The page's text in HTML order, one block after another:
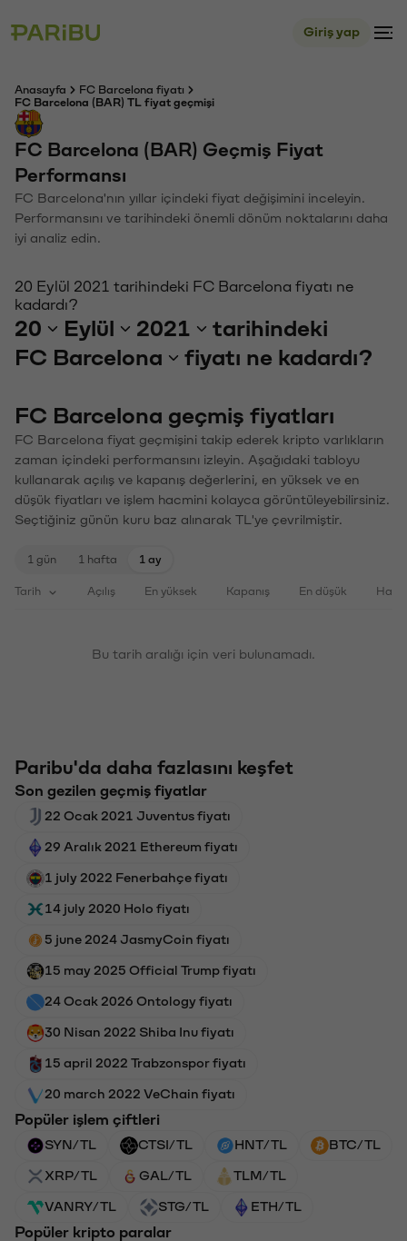
Giriş yap
Anasayfa
FC Barcelona fiyatı
FC Barcelona (BAR) TL fiyat geçmişi
FC Barcelona (BAR) Geçmiş Fiyat
Performansı
FC Barcelona'nın yıllar içindeki fiyat değişimini inceleyin.
Performansını ve tarihindeki önemli dönüm noktalarını daha
iyi analiz edin.
20 Eylül 2021 tarihindeki FC Barcelona fiyatı ne
kadardı?
20 Eylül 2021
tarihindeki
FC Barcelona
fiyatı ne kadardı?
FC Barcelona geçmiş fiyatları
FC Barcelona fiyat geçmişini takip ederek kripto varlıkların
zaman içindeki performansını izleyin. Aşağıdaki tabloyu
kullanarak açılış ve kapanış değerlerini, en yüksek ve en
düşük fiyatları ve işlem hacmini kolayca görüntüleyebilirsiniz.
Seçtiğiniz günün kuru baz alınarak TL'ye çevrilmiştir.
1 gün 1 hafta 1 ay
Tarih Açılış En yüksek Kapanış En düşük
Bu tarih aralığı için veri bulunamadı.
Paribu'da daha fazlasını keşfet
Son gezilen geçmiş fiyatlar
22 Ocak 2021 Juventus fiyatı
29 Aralık 2021 Ethereum fiyatı
1 july 2022 Fenerbahçe fiyatı
14 july 2020 Holo fiyatı
5 june 2024 JasmyCoin fiyatı
15 may 2025 Official Trump fiyatı
24 Ocak 2026 Ontology fiyatı
30 Nisan 2022 Shiba Inu fiyatı
15 april 2022 Trabzonspor fiyatı
20 march 2022 VeChain fiyatı
Popüler işlem çiftleri
SYN/TL CTSI/TL HNT/TL BTC/TL
XRP/TL GAL/TL TLM/TL
VANRY/TL STG/TL ETH/TL
Popüler kripto paralar